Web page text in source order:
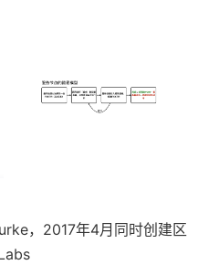
，2017年4月同时创建区